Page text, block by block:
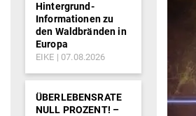
Hintergrund-
Informationen zu
den Waldbränden in
Europa
EIKE 07.08.2026
ÜBERLEBENSRATE
NULL PROZENT! –